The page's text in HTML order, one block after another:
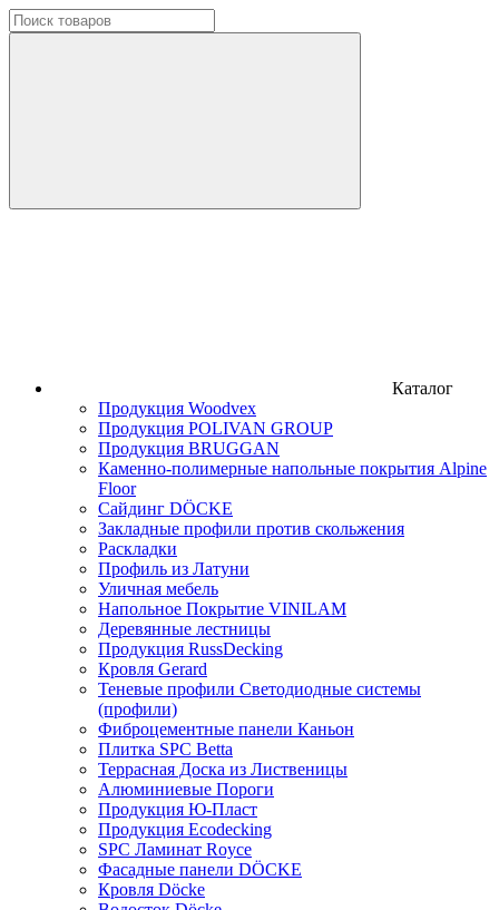
Каталог
Продукция Woodvex
Продукция POLIVAN GROUP
Продукция BRUGGAN
Каменно-полимерные напольные покрытия Alpine
Floor
Сайдинг DÖCKE
Закладные профили против скольжения
Раскладки
Профиль из Латуни
Уличная мебель
Напольное Покрытие VINILAM
Деревянные лестницы
Продукция RussDecking
Кровля Gerard
Теневые профили Светодиодные системы
(профили)
Фиброцементные панели Каньон
Плитка SPC Betta
Террасная Доска из Лиственицы
Алюминиевые Пороги
Продукция Ю-Пласт
Продукция Ecodecking
SPC Ламинат Royce
Фасадные панели DÖCKE
Кровля Döcke